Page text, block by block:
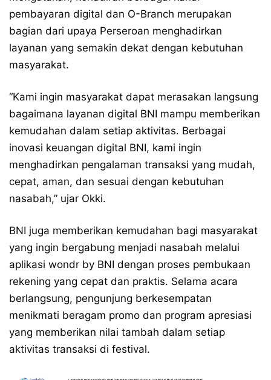
pembayaran digital dan O-Branch merupakan
bagian dari upaya Perseroan menghadirkan
layanan yang semakin dekat dengan kebutuhan
masyarakat.
“Kami ingin masyarakat dapat merasakan langsung
bagaimana layanan digital BNI mampu memberikan
kemudahan dalam setiap aktivitas. Berbagai
inovasi keuangan digital BNI, kami ingin
menghadirkan pengalaman transaksi yang mudah,
cepat, aman, dan sesuai dengan kebutuhan
nasabah,” ujar Okki.
BNI juga memberikan kemudahan bagi masyarakat
yang ingin bergabung menjadi nasabah melalui
aplikasi wondr by BNI dengan proses pembukaan
rekening yang cepat dan praktis. Selama acara
berlangsung, pengunjung berkesempatan
menikmati beragam promo dan program apresiasi
yang memberikan nilai tambah dalam setiap
aktivitas transaksi di festival.